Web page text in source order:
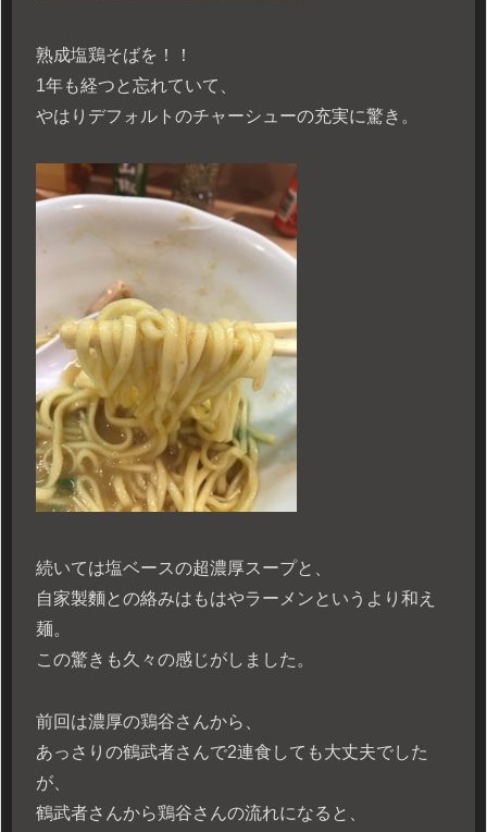
熟成塩鶏そばを！！
1年も経つと忘れていて、
やはりデフォルトのチャーシューの充実に驚き。
続いては塩ベースの超濃厚スープと、
自家製麵との絡みはもはやラーメンというより和え
麺。
この驚きも久々の感じがしました。
前回は濃厚の鶏谷さんから、
あっさりの鶴武者さんで2連食しても大丈夫でした
が、
鶴武者さんから鶏谷さんの流れになると、